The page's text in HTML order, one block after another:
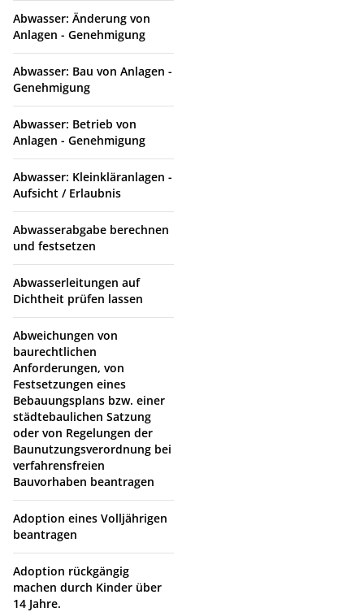
Abwasser: Änderung von
Anlagen - Genehmigung
Abwasser: Bau von Anlagen -
Genehmigung
Abwasser: Betrieb von
Anlagen - Genehmigung
Abwasser: Kleinkläranlagen -
Aufsicht / Erlaubnis
Abwasserabgabe berechnen
und festsetzen
Abwasserleitungen auf
Dichtheit prüfen lassen
Abweichungen von
baurechtlichen
Anforderungen, von
Festsetzungen eines
Bebauungsplans bzw. einer
städtebaulichen Satzung
oder von Regelungen der
Baunutzungsverordnung bei
verfahrensfreien
Bauvorhaben beantragen
Adoption eines Volljährigen
beantragen
Adoption rückgängig
machen durch Kinder über
14 Jahre.